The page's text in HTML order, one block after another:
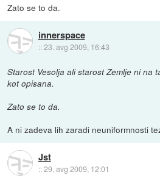
Zato se to da.
innerspace
::23. avg 2009, 16:43
Starost Vesolja ali starost Zemlje ni na
kot opisana.
Zato se to da.
A ni zadeva lih zaradi neuniformnosti
Jst
::29. avg 2009, 12:01